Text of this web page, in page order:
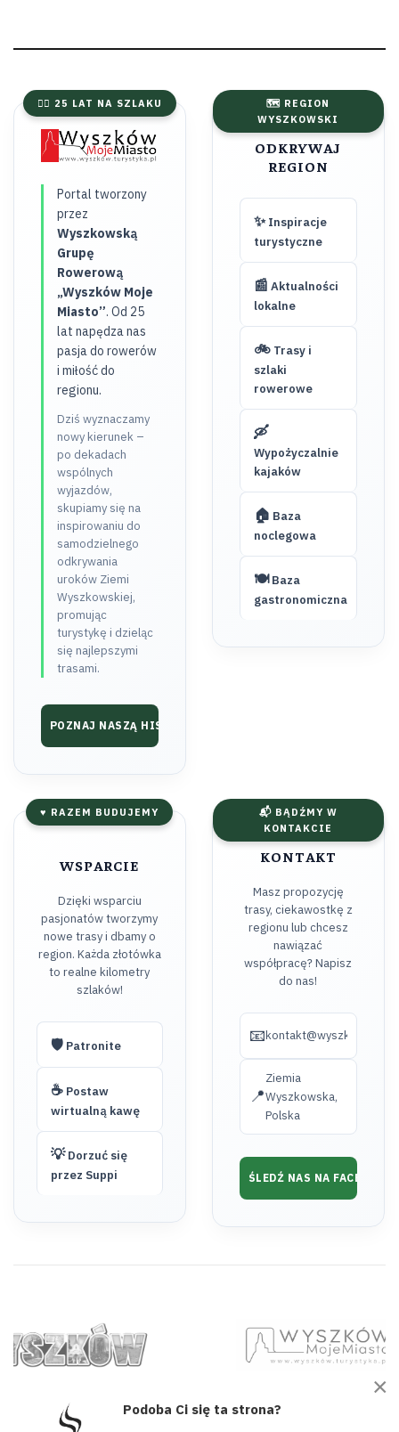
🚴‍♂️ 25 LAT NA SZLAKU
Portal tworzony
przez
Wyszkowską
Grupę
Rowerową
„Wyszków Moje
Miasto”. Od 25
lat napędza nas
pasja do rowerów
i miłość do
regionu.
Dziś wyznaczamy
nowy kierunek –
po dekadach
wspólnych
wyjazdów,
skupiamy się na
inspirowaniu do
samodzielnego
odkrywania
uroków Ziemi
Wyszkowskiej,
promując
turystykę i dzieląc
się najlepszymi
trasami.
POZNAJ NASZĄ HISTORIĘ ➔
🗺️ REGION
WYSZKOWSKI
ODKRYWAJ
REGION
✨Inspiracje
turystyczne
📰 Aktualności
lokalne
🚲Trasy i
szlaki
rowerowe
🛶
Wypożyczalnie
kajaków
🏠 Baza
noclegowa
🍽️Baza
gastronomiczna
♥ RAZEM BUDUJEMY
WSPARCIE
Dzięki wsparciu
pasjonatów tworzymy
nowe trasy i dbamy o
region. Każda złotówka
to realne kilometry
szlaków!
🛡️Patronite
☕Postaw
wirtualną kawę
💡Dorzuć się
przez Suppi
📬 BĄDŹMY W
KONTAKCIE
KONTAKT
Masz propozycję
trasy, ciekawostkę z
regionu lub chcesz
nawiązać
współpracę? Napisz
do nas!
📧
📍
Ziemia
Wyszkowska,
Polska
ŚLEDŹ NAS NA
© 2026 wyszkow.turystyka.pl. Wszelkie prawa zastrzeżone. Projekt i
×
Podoba Ci się ta strona?